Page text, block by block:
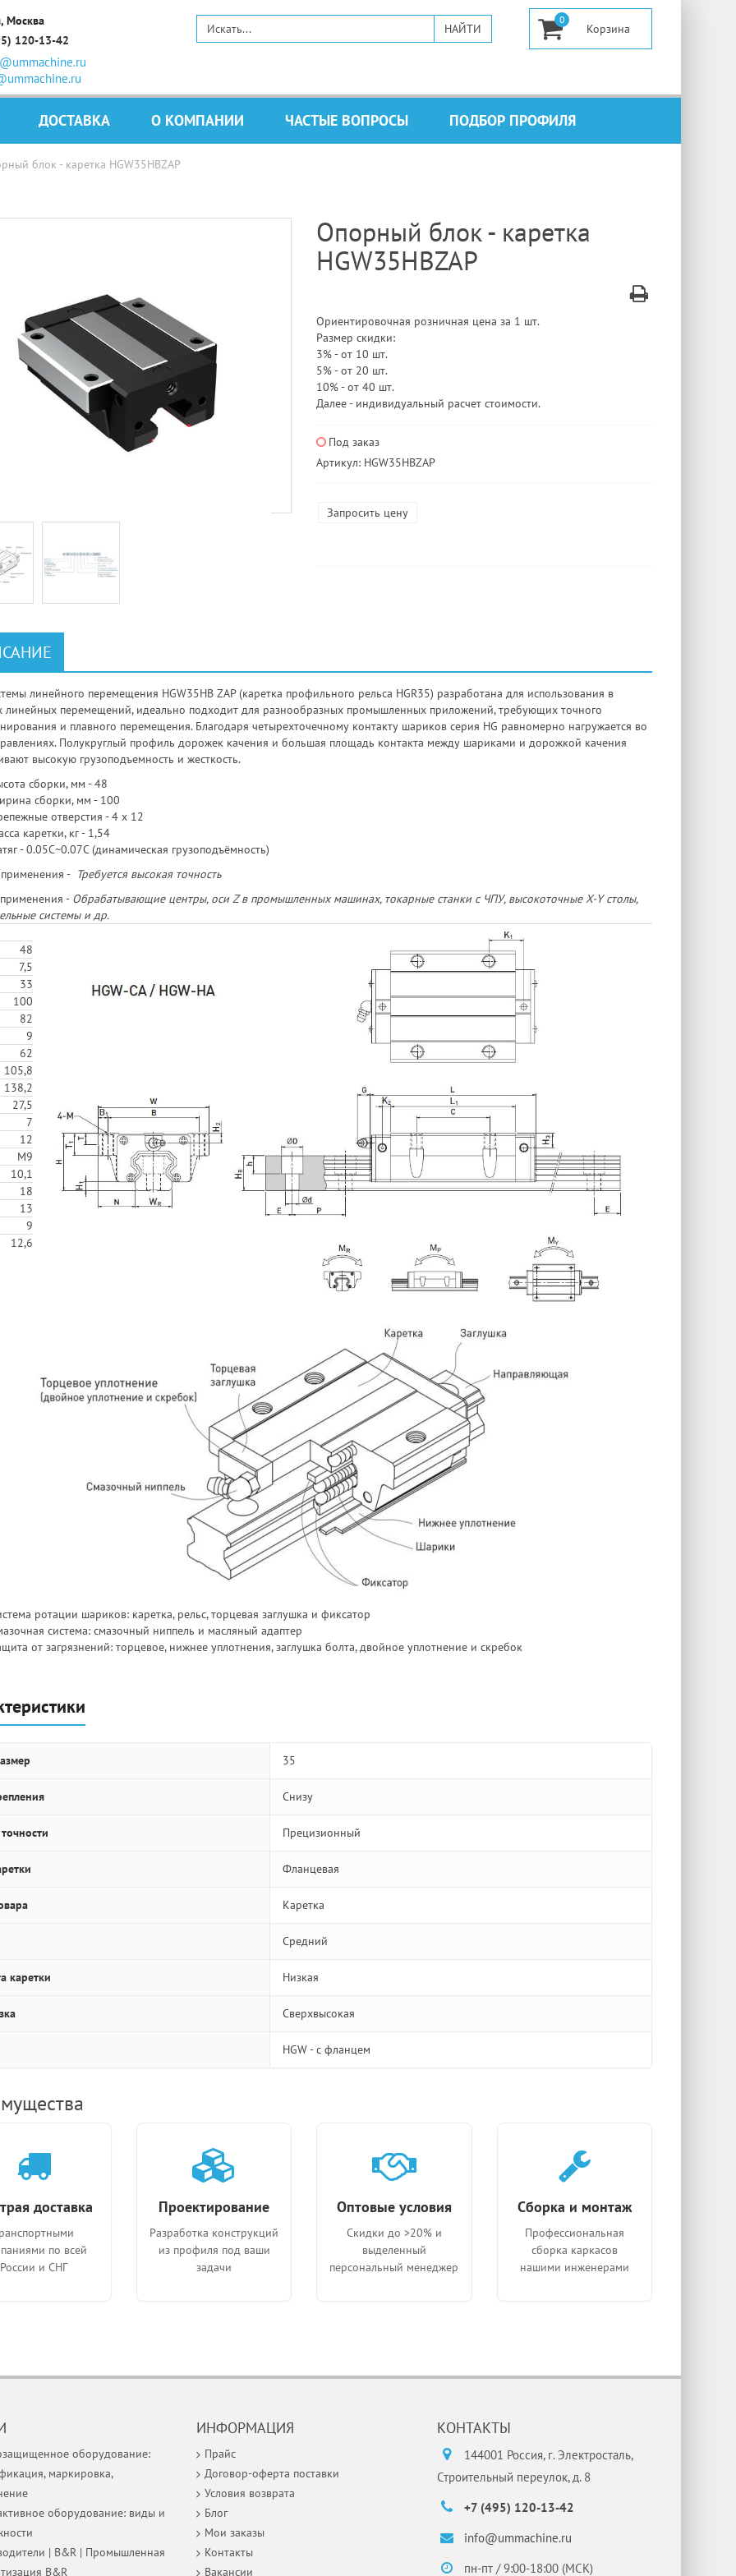
Москва
120-13-42
0
ДОСТАВКА О КОМПАНИИ ЧАСТЫЕ ВОПРОСЫ ПОДБОР ПРОФИЛЯ
блок - каретка HGW35HBZAP
Опорный блок - каретка
HGW35HBZAP
Ориентировочная розничная цена за 1 шт.
Размер скидки:
3% - от 10 шт.
5% - от 20 шт.
10% - от 40 шт.
Далее - индивидуальный расчет стоимости.
Под заказ
Артикул: HGW35HBZAP
Запросить цену
линейного перемещения HGW35HB ZAP (каретка профильного рельса HGR35) разработана для использования в
линейных перемещений, идеально подходит для разнообразных промышленных приложений, требующих точного
и плавного перемещения. Благодаря четырехточечному контакту шариков серия HG равномерно нагружается во
Полукруглый профиль дорожек качения и большая площадь контакта между шариками и дорожкой качения
высокую грузоподъемность и жесткость.
сборки, мм - 48
сборки, мм - 100
отверстия - 4 х 12
каретки, кг - 1,54
- 0.05C~0.07C (динамическая грузоподъёмность)
- Требуется высокая точность
- Обрабатывающие центры, оси Z в промышленных машинах, токарные станки с ЧПУ, высокоточные X-Y столы,
системы и др.
48
7,5
33
100
82
9
62
105,8
138,2
27,5
7
12
M9
10,1
18
13
9
12,6
ротации шариков: каретка, рельс, торцевая заглушка и фиксатор
система: смазочный ниппель и масляный адаптер
от загрязнений: торцевое, нижнее уплотнения, заглушка болта, двойное уплотнение и скребок
35
Снизу
Прецизионный
Фланцевая
Каретка
Средний
каретки Низкая
Сверхвысокая
HGW - с фланцем
доставка
по всей
России и СНГ
Проектирование
Разработка конструкций
из профиля под ваши
задачи
Оптовые условия
Скидки до >20% и
выделенный
персональный менеджер
Сборка и монтаж
Профессиональная
сборка каркасов
нашими инженерами
оборудование:
маркировка,
оборудование: виды и
| B&R | Промышленная
B&R
ИНФОРМАЦИЯ
Прайс
Договор-оферта поставки
Условия возврата
Блог
Мои заказы
Контакты
Вакансии
КОНТАКТЫ
144001 Россия, г. Электросталь,
Строительный переулок, д. 8
+7 (495) 120-13-42
info@ummachine.ru
пн-пт / 9:00-18:00 (МСК)